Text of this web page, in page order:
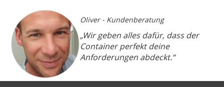
Oliver - Kundenberatung
„Wir geben alles dafür, dass der
Container perfekt deine
Anforderungen abdeckt.“